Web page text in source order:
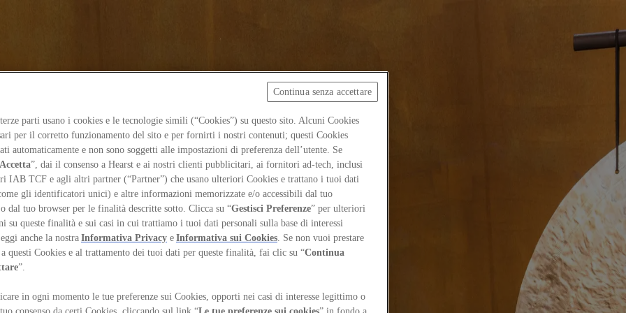
parti usano i cookies e le tecnologie simili (“Cookies”) su questo sito. Alcuni Cookies
per il corretto funzionamento del sito e per fornirti i nostri contenuti; questi Cookies
automaticamente e non sono soggetti alle impostazioni di preferenza dell’utente. Se
Accetta”, dai il consenso a Hearst e ai nostri clienti pubblicitari, ai fornitori ad-tech, inclusi
IAB TCF e agli altri partner (“Partner”) che usano ulteriori Cookies e trattano i tuoi dati
gli identificatori unici) e altre informazioni memorizzate e/o accessibili dal tuo
dal tuo browser per le finalità descritte sotto. Clicca su “Gestisci Preferenze” per ulteriori
su queste finalità e sui casi in cui trattiamo i tuoi dati personali sulla base di interessi
anche la nostraInformativa Privacy eInformativa sui Cookies. Se non vuoi prestare
a questi Cookies e al trattamento dei tuoi dati per queste finalità, fai clic su “Continua
”.
in ogni momento le tue preferenze sui Cookies, opporti nei casi di interesse legittimo o
Continua senza accettare